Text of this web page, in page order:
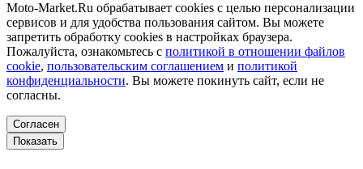
Moto-Market.Ru обрабатывает сookies с целью персонализации
сервисов и для удобства пользования сайтом. Вы можете
запретить обработку сookies в настройках браузера.
Пожалуйста, ознакомьтесь с политикой в отношении файлов
cookie, пользовательским соглашением и политикой
конфиденциальности. Вы можете покинуть сайт, если не
согласны.
Согласен
Показать